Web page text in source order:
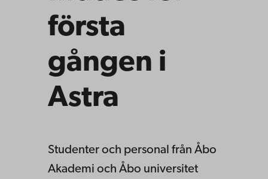
första
gången i
Astra
Studenter och personal från Åbo
Akademi och Åbo universitet